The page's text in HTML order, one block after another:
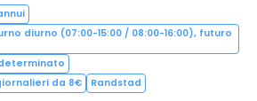
diurno (07:00-15:00 / 08:00-16:00), futuro
da 8€
Randstad